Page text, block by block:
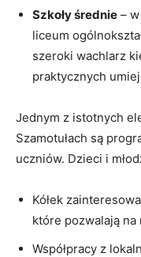
Szkoły średnie –
liceum
szeroki wachlarz
praktycznych
Jednym z istotnych
Szamotułach są
uczniów. Dzieci i
Kółek
które pozwalają
Współpracy z